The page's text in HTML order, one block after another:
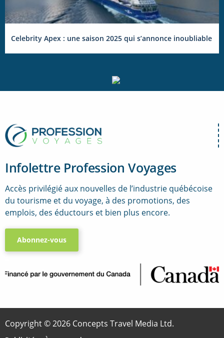
Celebrity Apex : une saison 2025 qui s’annonce inoubliable
Infolettre Profession Voyages
Accès privilégié aux nouvelles de l’industrie québécoise
du tourisme et du voyage, à des promotions, des
emplois, des éductours et bien plus encore.
Abonnez-vous
Copyright © 2026 Concepts Travel Media Ltd.